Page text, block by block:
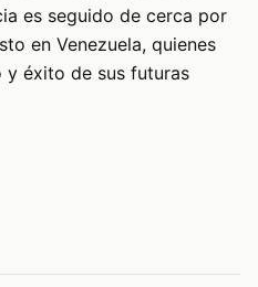
es seguido de cerca por
en Venezuela, quienes
y éxito de sus futuras